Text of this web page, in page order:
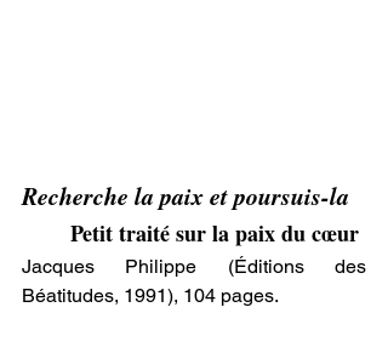
Recherche la paix et poursuis-la
Petit traité sur la paix du cœur
Jacques Philippe (Éditions des
Béatitudes, 1991), 104 pages.